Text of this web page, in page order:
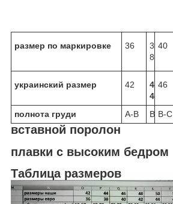
размер по маркировке 36
3
8
40
украинский размер 42
4
4
46
полнота груди A-B B B-C
вставной поролон
плавки с высоким бедром
Таблица размеров